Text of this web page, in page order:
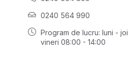
0240 564 990
Program de lucru: luni - joi
vineri 08:00 - 14:00